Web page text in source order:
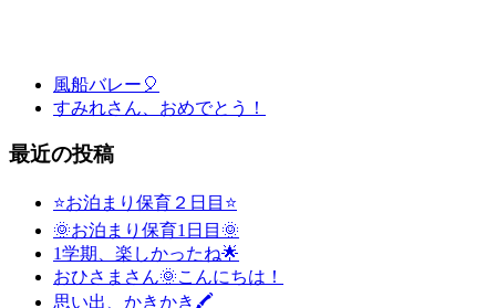
風船バレー🎈
すみれさん、おめでとう！
最近の投稿
⭐お泊まり保育２日目⭐
🌞お泊まり保育1日目🌞
1学期、楽しかったね🌟
おひさまさん🌞こんにちは！
思い出、かきかき🖍